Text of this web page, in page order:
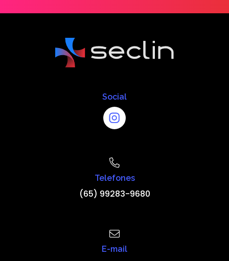
Social
Telefones
(65) 99283-9680
E-mail